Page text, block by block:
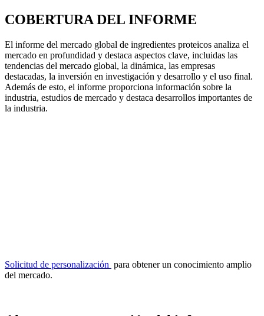
COBERTURA DEL INFORME
El informe del mercado global de ingredientes proteicos analiza el
mercado en profundidad y destaca aspectos clave, incluidas las
tendencias del mercado global, la dinámica, las empresas
destacadas, la inversión en investigación y desarrollo y el uso final.
Además de esto, el informe proporciona información sobre la
industria, estudios de mercado y destaca desarrollos importantes de
la industria.
Solicitud de personalización para obtener un conocimiento amplio
del mercado.